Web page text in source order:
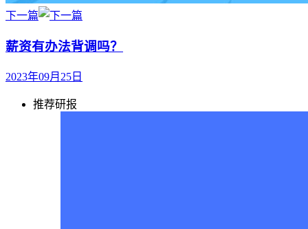
下一篇
薪资有办法背调吗？
2023年09月25日
推荐研报